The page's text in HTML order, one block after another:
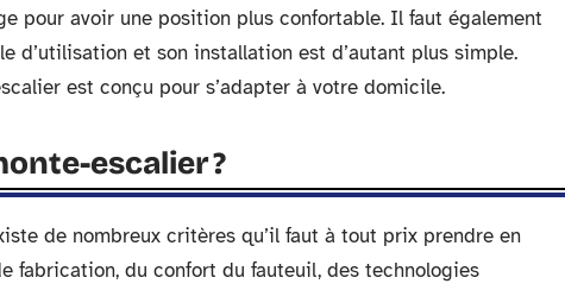
pour avoir une position plus confortable. Il faut également
d’utilisation et son installation est d’autant plus simple.
est conçu pour s’adapter à votre domicile.
escalier ?
de nombreux critères qu’il faut à tout prix prendre en
fabrication, du confort du fauteuil, des technologies